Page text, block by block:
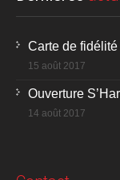
Carte de fidélité
15 août 2017
Ouverture
14 août 2017